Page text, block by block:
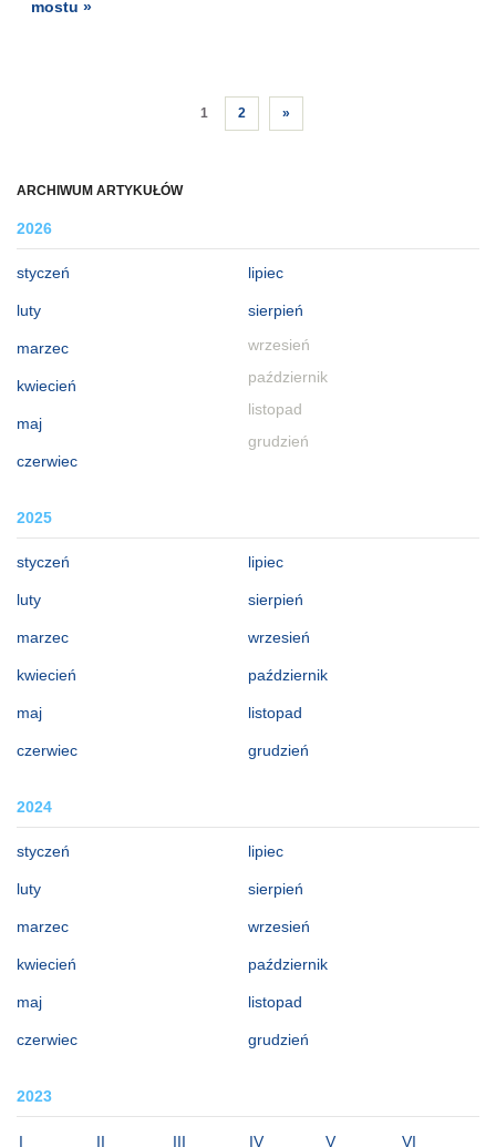
ARCHIWUM ARTYKUŁÓW
2026
styczeń
luty
marzec
kwiecień
maj
czerwiec
lipiec
sierpień
wrzesień
październik
listopad
grudzień
2025
styczeń
luty
marzec
kwiecień
maj
czerwiec
lipiec
sierpień
wrzesień
październik
listopad
grudzień
2024
styczeń
luty
marzec
kwiecień
maj
czerwiec
lipiec
sierpień
wrzesień
październik
listopad
grudzień
2023
I II III IV V VI
mostu »
1 2 »